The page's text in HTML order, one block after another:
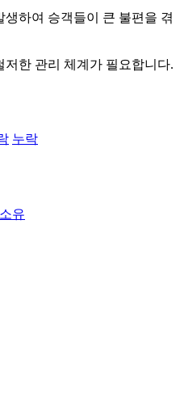
하여 승객들이 큰 불편을 겪
한 관리 체계가 필요합니다.
누락
소유